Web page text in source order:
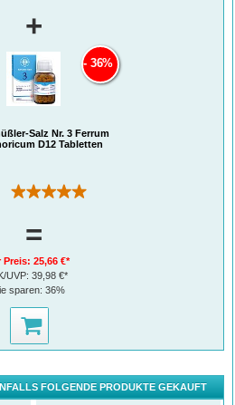
+
Salz Nr. 3 Ferrum
D12 Tabletten
(1)
36%
=
Preis:25,66 €*
UVP: 39,98 €*
sparen:36%
FOLGENDE PRODUKTE GEKAUFT